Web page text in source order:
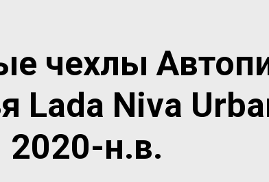
чехлы
Lada Niva
2020-н.в.